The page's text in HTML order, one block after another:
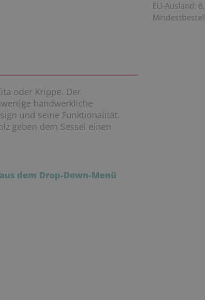
EU-Ausland:
oder Krippe. Der
handwerkliche
und seine Funktionalität.
geben dem Sessel einen
dem Drop-Down-Menü